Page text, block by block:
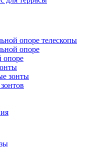
опоре телескопы
опоре
опоре
зонты